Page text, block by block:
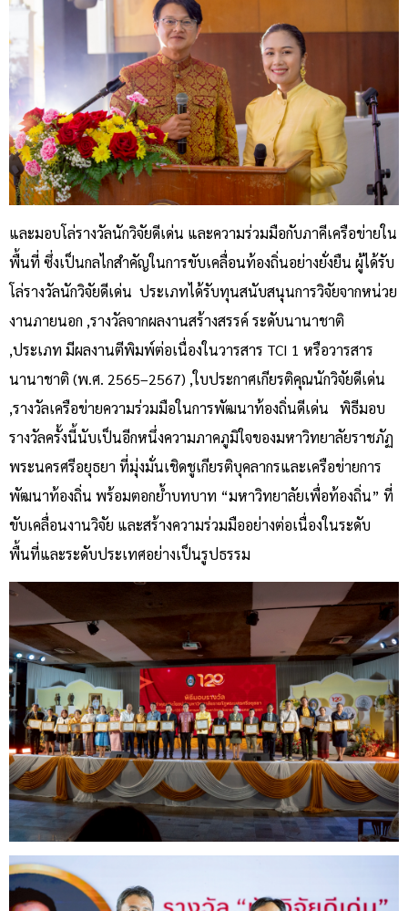
และมอบโล่รางวัลนักวิจัยดีเด่น และความร่วมมือกับภาคีเครือข่ายใน
พื้นที่ ซึ่งเป็นกลไกสำคัญในการขับเคลื่อนท้องถิ่นอย่างยั่งยืน ผู้ได้รับ
โล่รางวัลนักวิจัยดีเด่น ประเภทได้รับทุนสนับสนุนการวิจัยจากหน่วย
งานภายนอก ,รางวัลจากผลงานสร้างสรรค์ ระดับนานาชาติ
,ประเภท มีผลงานตีพิมพ์ต่อเนื่องในวารสาร TCI 1 หรือวารสาร
นานาชาติ (พ.ศ. 2565–2567) ,ใบประกาศเกียรติคุณนักวิจัยดีเด่น
,รางวัลเครือข่ายความร่วมมือในการพัฒนาท้องถิ่นดีเด่น พิธีมอบ
รางวัลครั้งนี้นับเป็นอีกหนึ่งความภาคภูมิใจของมหาวิทยาลัยราชภัฏ
พระนครศรีอยุธยา ที่มุ่งมั่นเชิดชูเกียรติบุคลากรและเครือข่ายการ
พัฒนาท้องถิ่น พร้อมตอกย้ำบทบาท “มหาวิทยาลัยเพื่อท้องถิ่น” ที่
ขับเคลื่อนงานวิจัย และสร้างความร่วมมืออย่างต่อเนื่องในระดับ
พื้นที่และระดับประเทศอย่างเป็นรูปธรรม